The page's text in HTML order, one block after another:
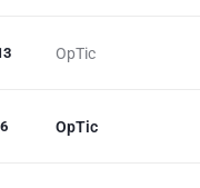
OpTic
OpTic